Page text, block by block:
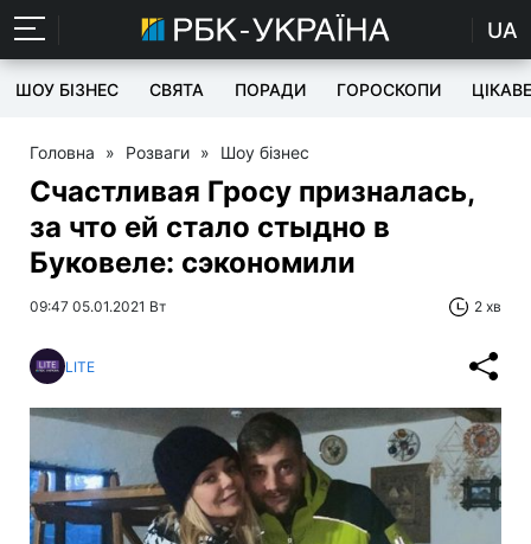
UA
ШОУ БІЗНЕС СВЯТА ПОРАДИ ГОРОСКОПИ ЦІКАВЕ
Головна » Розваги » Шоу бізнес
Счастливая Гросу призналась,
за что ей стало стыдно в
Буковеле: сэкономили
09:47 05.01.2021 Вт 2 хв
LITE